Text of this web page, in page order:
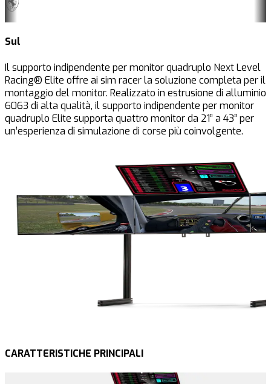
Sul
Il supporto indipendente per monitor quadruplo Next Level
Racing® Elite offre ai sim racer la soluzione completa per il
montaggio del monitor. Realizzato in estrusione di alluminio
6063 di alta qualità, il supporto indipendente per monitor
quadruplo Elite supporta quattro monitor da 21” a 43” per
un’esperienza di simulazione di corse più coinvolgente.
CARATTERISTICHE PRINCIPALI